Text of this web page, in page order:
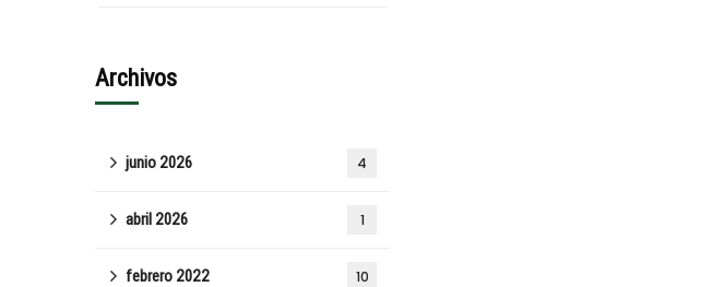
Archivos
junio 2026 4
abril 2026 1
febrero 2022 10